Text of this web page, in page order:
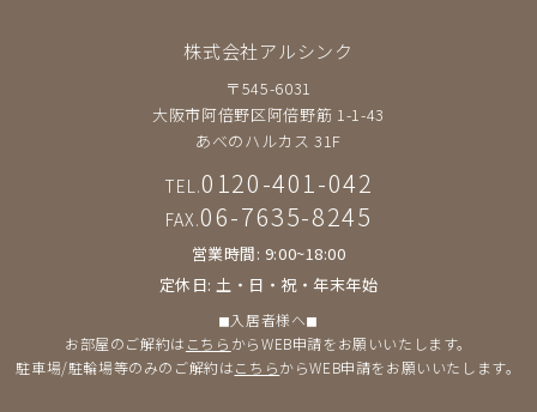
株式会社アルシンク
〒545-6031
大阪市阿倍野区阿倍野筋 1-1-43
あべのハルカス 31F
TEL.0120-401-042
FAX.06-7635-8245
営業時間: 9:00~18:00
定休日: 土・日・祝・年末年始
◼︎入居者様へ◼︎
お部屋のご解約は こちら からWEB申請をお願いいたします。
駐車場/駐輪場等のみのご解約はこちらからWEB申請をお願いいたします。